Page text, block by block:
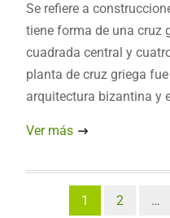
Se refiere a
tiene forma de una cruz
cuadrada central y
planta de cruz griega
arquitectura bizantina y
Ver más
Paginación
1 2 …